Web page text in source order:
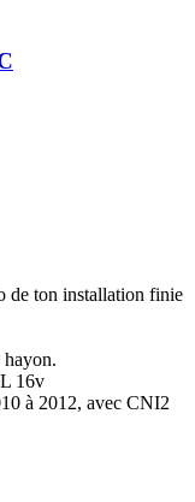
de ton installation finie
hayon.
16v
à 2012, avec CNI2